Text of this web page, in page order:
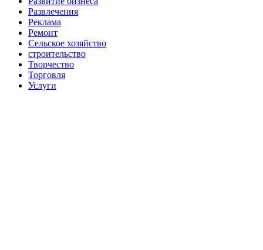
Развлечения
Реклама
Ремонт
Сельское хозяйство
строительство
Творчество
Торговля
Услуги